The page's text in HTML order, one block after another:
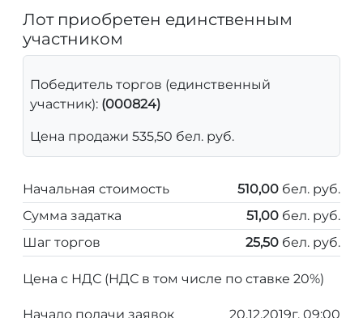
Лот приобретен единственным
участником
Победитель торгов (единственный
участник): (000824)
Цена продажи 535,50 бел. руб.
Начальная стоимость 510,00 бел. руб.
Сумма задатка
51,00 бел. руб.
Шаг торгов
25,50 бел. руб.
Цена с НДС (НДС в том числе по ставке 20%)
Начало подачи заявок
20.12.2019г. 09:00